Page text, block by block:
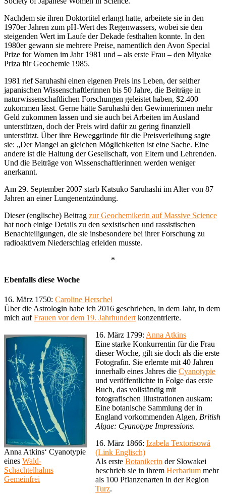
Nachdem sie ihren Doktortitel erlangt hatte, arbeitete sie in den
1970er Jahren zum pH-Wert des Regenwassers, wobei sie den
steigenden Wert im Laufe der Dekade festhalten konnte. In den
1980er gewann sie mehrere Preise, namentlich den Avon Special
Prize for Women im Jahr 1981 und – als erste Frau – den Miyake
Priza für Geochemie 1985.
1981 rief Saruhashi einen eigenen Preis ins Leben, der seither
japanischen Wissenschaftlerinnen bis 50 Jahre, die Beiträge in
naturwissenschaftlichen Forschungen geleistet haben, $2.400
zukommen lässt. Gerne hätte Saruhashi den Gewinnerinnen mehr
Geld zukommen lassen und sie auch bei Arbeiten im Ausland
unterstützen, doch der Preis wird dafür zu gering finanziell
unterstützt. Über ihre Beweggründe für die Preisverleihung sagte
sie: „Der Mangel an gleichen Möglichkeiten ist eine Sache. Eine
andere ist die Haltung der Gesellschaft, von Eltern und Lehrenden.
Und die Beiträge von Wissenschaftlerinnen werden weniger
anerkannt.
Am 29. September 2007 starb Katsuko Saruhashi im Alter von 87
Jahren an einer Lungenentzündung.
Dieser (englische) Beitrag zur Geochemikerin auf Massive Science
hat noch einige Details zu den sexistischen und rassistischen
Benachteiligungen, die sie insbesondere bei ihrer Forschung zu
radioaktivem Niederschlag erleiden musste.
*
Ebenfalls diese Woche
16. März 1750: Caroline Herschel
Über die Astrologin habe ich 2016 geschrieben, in dem Jahr, in dem
mich aufFrauen vor dem 19. Jahrhundertkonzentrierte.
Anna Atkins‘ Cyanotypie
eines Wald-
Schachtelhalms
Gemeinfrei
16. März 1799: Anna Atkins
Eine starke Konkurrentin für die Frau
dieser Woche, gilt sie doch als die erste
Fotografin. Sie erlernte mit 40 Jahren
innerhalb eines Jahres die Cyanotypie
und veröffentlichte in Folge das erste
Buch, das vollständig mit
fotografischen Illustrationen auskam:
Eine botanische Sammlung der in
England vorkommenden Algen, British
Algae: Cyanotype Impressions.
16. März 1866: Izabela Textorisowá
(Link Englisch)
Als erste Botanikerin der Slowakei
beschrieb sie in ihrem Herbarium mehr
als 100 Pflanzenarten in der Region
Turz.